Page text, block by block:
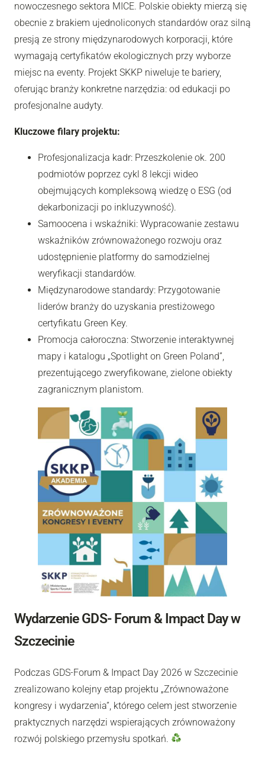
nowoczesnego sektora MICE. Polskie obiekty mierzą się
obecnie z brakiem ujednoliconych standardów oraz silną
presją ze strony międzynarodowych korporacji, które
wymagają certyfikatów ekologicznych przy wyborze
miejsc na eventy. Projekt SKKP niweluje te bariery,
oferując branży konkretne narzędzia: od edukacji po
profesjonalne audyty.
Kluczowe filary projektu:
Profesjonalizacja kadr: Przeszkolenie ok. 200
podmiotów poprzez cykl 8 lekcji wideo
obejmujących kompleksową wiedzę o ESG (od
dekarbonizacji po inkluzywność).
Samoocena i wskaźniki: Wypracowanie zestawu
wskaźników zrównoważonego rozwoju oraz
udostępnienie platformy do samodzielnej
weryfikacji standardów.
Międzynarodowe standardy: Przygotowanie
liderów branży do uzyskania prestiżowego
certyfikatu Green Key.
Promocja całoroczna: Stworzenie interaktywnej
mapy i katalogu „Spotlight on Green Poland”,
prezentującego zweryfikowane, zielone obiekty
zagranicznym planistom.
Wydarzenie GDS- Forum & Impact Day w
Szczecinie
Podczas GDS-Forum & Impact Day 2026 w Szczecinie
zrealizowano kolejny etap projektu „Zrównoważone
kongresy i wydarzenia”, którego celem jest stworzenie
praktycznych narzędzi wspierających zrównoważony
rozwój polskiego przemysłu spotkań.